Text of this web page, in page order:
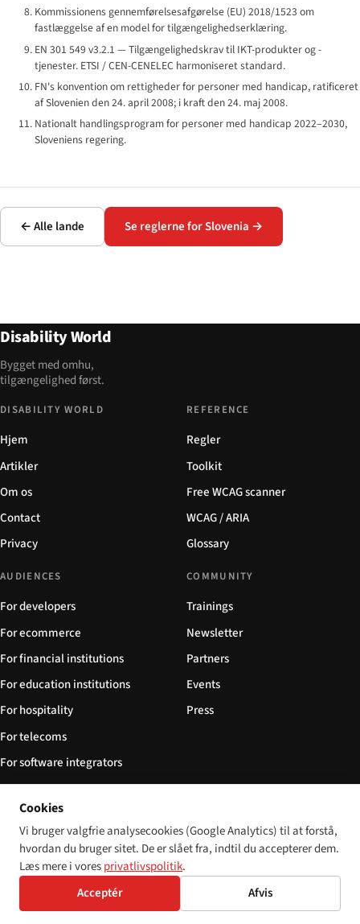
Kommissionens gennemførelsesafgørelse (EU) 2018/1523 om
fastlæggelse af en model for tilgængelighedserklæring.
EN 301 549 v3.2.1 — Tilgængelighedskrav til IKT-produkter og -
tjenester. ETSI / CEN-CENELEC harmoniseret standard.
FN's konvention om rettigheder for personer med handicap, ratificeret
af Slovenien den 24. april 2008; i kraft den 24. maj 2008.
Nationalt handlingsprogram for personer med handicap 2022–2030,
Sloveniens regering.
← Alle lande Se reglerne for Slovenia →
Disability World
Bygget med omhu,
tilgængelighed først.
DISABILITY WORLD
Hjem
Artikler
Om os
Contact
Privacy
REFERENCE
Regler
Toolkit
Free WCAG scanner
WCAG / ARIA
Glossary
AUDIENCES
For developers
For ecommerce
For financial institutions
For education institutions
For hospitality
For telecoms
For software integrators
For NGOs
COMMUNITY
Trainings
Newsletter
Partners
Events
Press
Abonnér via RSS
Sitemap
Cookies
Vi bruger valgfrie analysecookies (Google Analytics) til at forstå,
hvordan du bruger sitet. De er slået fra, indtil du accepterer dem.
Læs mere i voresprivatlivspolitik.
Acceptér
Afvis